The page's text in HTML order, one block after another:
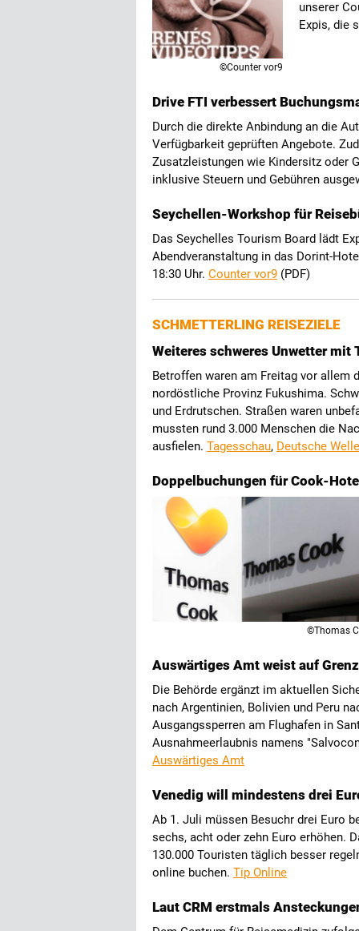
©Counter vor9
unserer
Expis, die
Drive FTI verbessert
Durch die direkte Anbindung an die
Verfügbarkeit geprüften Angebote.
Zusatzleistungen wie Kindersitz oder
inklusive Steuern und Gebühren
Seychellen-Workshop für
Das Seychelles Tourism Board lädt
Abendveranstaltung in das Dorint-
18:30 Uhr. Counter vor9 (PDF)
SCHMETTERLING REISEZIELE
Weiteres schweres Unwetter mit
Betroffen waren am Freitag vor allem
nordöstliche Provinz Fukushima.
und Erdrutschen. Straßen waren
mussten rund 3.000 Menschen die
ausfielen. Tagesschau, Deutsche Welle
Doppelbuchungen für Cook-
©Thomas
Auswärtiges Amt weist auf
Die Behörde ergänzt im aktuellen
nach Argentinien, Bolivien und Peru
Ausgangssperren am Flughafen in
Ausnahmeerlaubnis namens
Auswärtiges Amt
Venedig will mindestens drei
Ab 1. Juli müssen Besuchr drei Euro
sechs, acht oder zehn Euro erhöhen.
130.000 Touristen täglich besser
online buchen. Tip Online
Laut CRM erstmals